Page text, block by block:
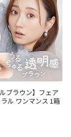
ブラウン】フェア
ル ワンマンス 1箱